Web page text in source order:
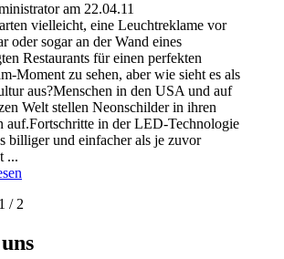
am 22.04.11
vielleicht, eine Leuchtreklame vor
oder sogar an der Wand eines
Restaurants für einen perfekten
Moment zu sehen, aber wie sieht es als
aus?Menschen in den USA und auf
Welt stellen Neonschilder in ihren
auf.Fortschritte in der LED-Technologie
billiger und einfacher als je zuvor
...
/ 2